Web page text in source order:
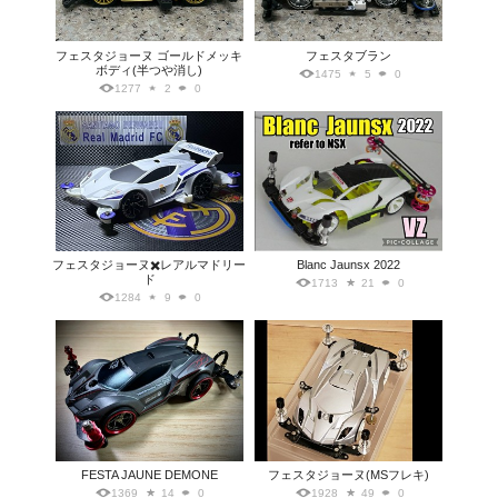
フェスタジョーヌ ゴールドメッキ
ボディ(半つや消し)
1277 2 0
フェスタブラン
1475 5 0
フェスタジョーヌ✖️レアルマドリー
ド
1284 9 0
Blanc Jaunsx 2022
1713 21 0
FESTA JAUNE DEMONE
1369 14 0
フェスタジョーヌ(MSフレキ)
1928 49 0